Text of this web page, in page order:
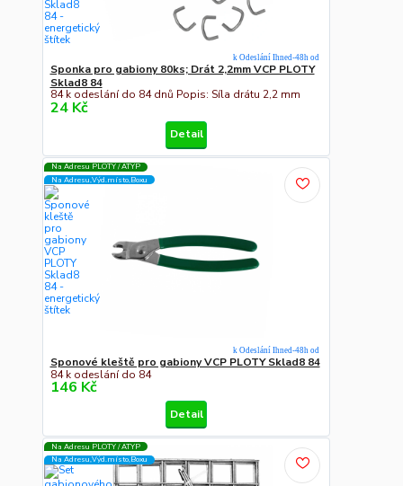
Sponka pro gabiony 80ks; Drát 2,2mm VCP PLOTY
Sklad8 84
84 k odeslání do 84 dnů Popis: Síla drátu 2,2 mm
24 Kč
k Odeslání Ihned-48h od
Detail
Na Adresu PLOTY / ATYP
Na Adresu,Výd.místo,Boxu
Sponové kleště pro gabiony VCP PLOTY Sklad8 84
84 k odeslání do 84
146 Kč
k Odeslání Ihned-48h od
Detail
Na Adresu PLOTY / ATYP
Na Adresu,Výd.místo,Boxu